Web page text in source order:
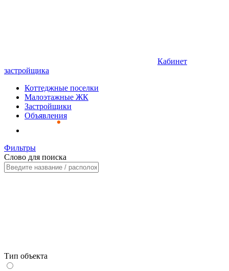
Кабинет
застройщика
Коттеджные поселки
Малоэтажные ЖК
Застройщики
Объявления
Фильтры
Слово для поиска
Тип объекта